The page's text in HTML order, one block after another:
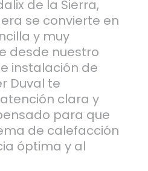
de la Sierra,
se convierte en
y muy
desde nuestro
instalación de
Duval te
clara y
para que
de calefacción
óptima y al